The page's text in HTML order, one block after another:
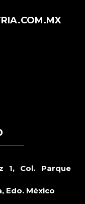
1, Col. Parque
Edo. México